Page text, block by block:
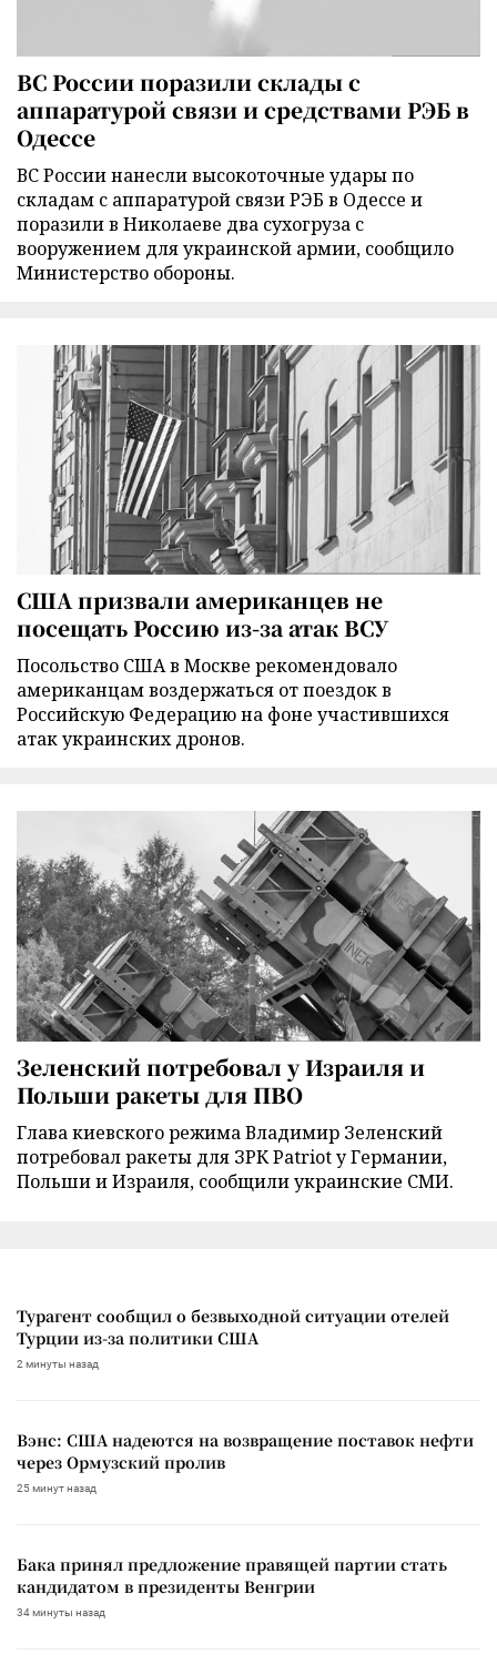
ВС России поразили склады с
аппаратурой связи и средствами РЭБ в
Одессе
ВС России нанесли высокоточные удары по
складам с аппаратурой связи РЭБ в Одессе и
поразили в Николаеве два сухогруза с
вооружением для украинской армии, сообщило
Министерство обороны.
США призвали американцев не
посещать Россию из-за атак ВСУ
Посольство США в Москве рекомендовало
американцам воздержаться от поездок в
Российскую Федерацию на фоне участившихся
атак украинских дронов.
Зеленский потребовал у Израиля и
Польши ракеты для ПВО
Глава киевского режима Владимир Зеленский
потребовал ракеты для ЗРК Patriot у Германии,
Польши и Израиля, сообщили украинские СМИ.
Турагент сообщил о безвыходной ситуации отелей
Турции из-за политики США
2 минуты назад
Вэнс: США надеются на возвращение поставок нефти
через Ормузский пролив
25 минут назад
Бака принял предложение правящей партии стать
кандидатом в президенты Венгрии
34 минуты назад